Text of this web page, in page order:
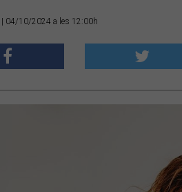
| 04/10/2024 a les 12:00h